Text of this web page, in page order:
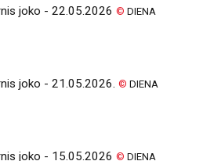
joko - 22.05.2026© DIENA
joko - 21.05.2026.© DIENA
joko - 15.05.2026© DIENA